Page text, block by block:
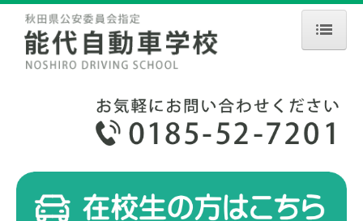
ホーム
教習について
教習の流れ